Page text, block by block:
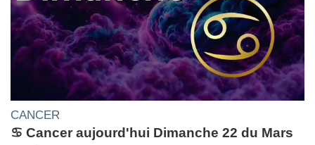
CANCER
♋ Cancer aujourd'hui Dimanche 22 du Mars